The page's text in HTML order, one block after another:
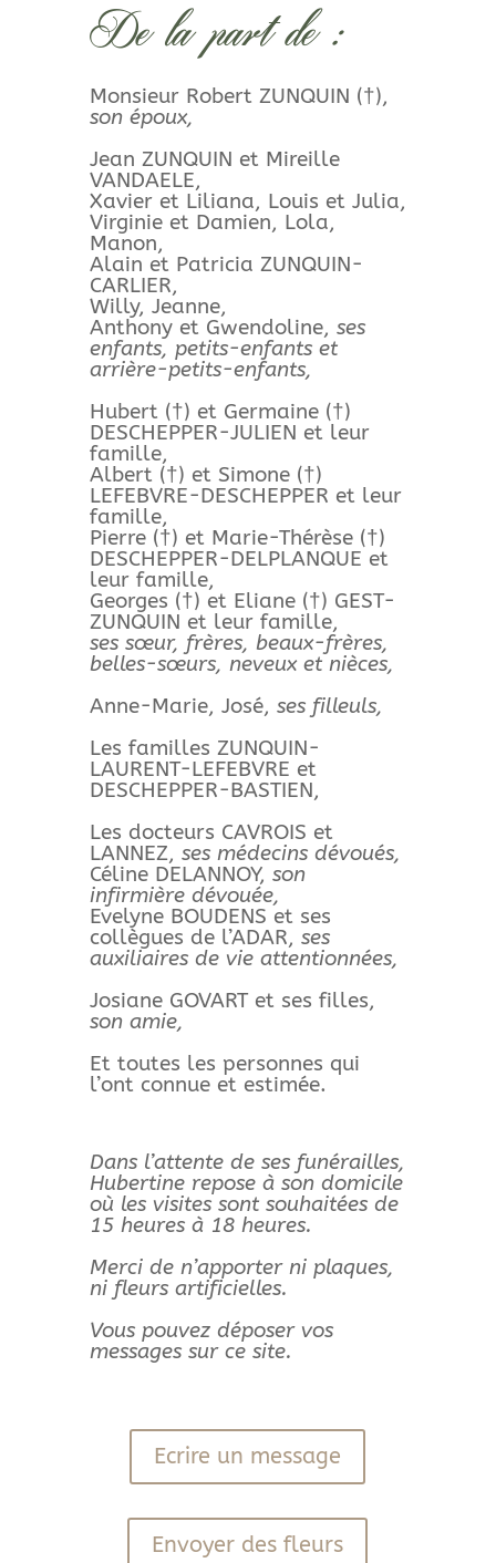
De la part de :
Monsieur Robert ZUNQUIN (†),
son époux,
Jean ZUNQUIN et Mireille
VANDAELE,
Xavier et Liliana, Louis et Julia,
Virginie et Damien, Lola,
Manon,
Alain et Patricia ZUNQUIN-
CARLIER,
Willy, Jeanne,
Anthony et Gwendoline, ses
enfants, petits-enfants et
arrière-petits-enfants,
Hubert (†) et Germaine (†)
DESCHEPPER-JULIEN et leur
famille,
Albert (†) et Simone (†)
LEFEBVRE-DESCHEPPER et leur
famille,
Pierre (†) et Marie-Thérèse (†)
DESCHEPPER-DELPLANQUE et
leur famille,
Georges (†) et Eliane (†) GEST-
ZUNQUIN et leur famille,
ses sœur, frères, beaux-frères,
belles-sœurs, neveux et nièces,
Anne-Marie, José, ses filleuls,
Les familles ZUNQUIN-
LAURENT-LEFEBVRE et
DESCHEPPER-BASTIEN,
Les docteurs CAVROIS et
LANNEZ, ses médecins dévoués,
Céline DELANNOY, son
infirmière dévouée,
Evelyne BOUDENS et ses
collègues de l’ADAR, ses
auxiliaires de vie attentionnées,
Josiane GOVART et ses filles,
son amie,
Et toutes les personnes qui
l’ont connue et estimée.
Dans l’attente de ses funérailles,
Hubertine repose à son domicile
où les visites sont souhaitées de
15 heures à 18 heures.
Merci de n’apporter ni plaques,
ni fleurs artificielles.
Vous pouvez déposer vos
messages sur ce site.
Ecrire un message
Envoyer des fleurs